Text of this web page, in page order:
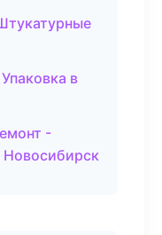
в
-
Новосибирск